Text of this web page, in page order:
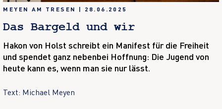
MEYEN AM TRESEN | 28.06.2025
Das Bargeld und wir
Hakon von Holst schreibt ein Manifest für die Freiheit
und spendet ganz nebenbei Hoffnung: Die Jugend von
heute kann es, wenn man sie nur lässt.
Text: Michael Meyen